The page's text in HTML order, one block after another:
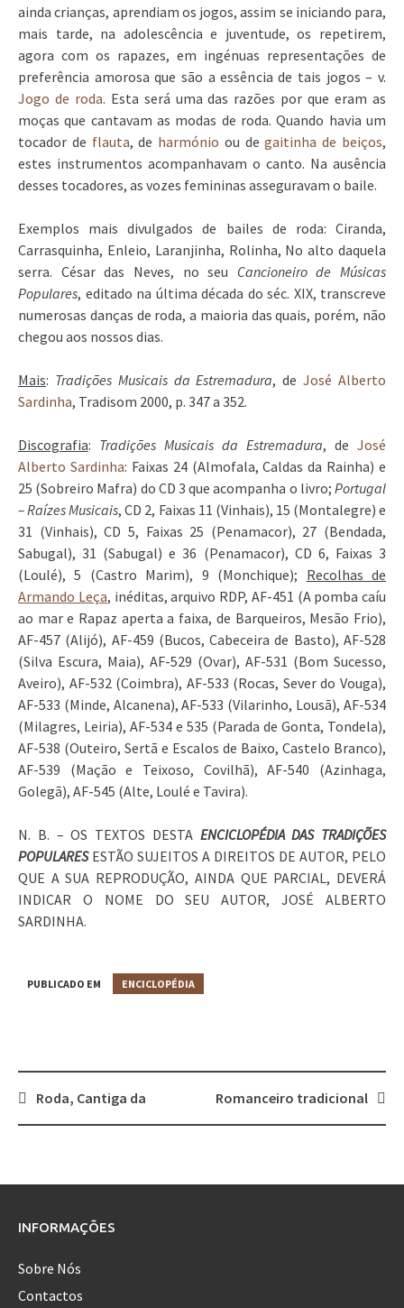
ainda crianças, aprendiam os jogos, assim se iniciando para,
mais tarde, na adolescência e juventude, os repetirem,
agora com os rapazes, em ingénuas representações de
preferência amorosa que são a essência de tais jogos – v.
Jogo de roda. Esta será uma das razões por que eram as
moças que cantavam as modas de roda. Quando havia um
tocador de flauta, de harmónio ou degaitinha de beiços,
estes instrumentos acompanhavam o canto. Na ausência
desses tocadores, as vozes femininas asseguravam o baile.
Exemplos mais divulgados de bailes de roda: Ciranda,
Carrasquinha, Enleio, Laranjinha, Rolinha, No alto daquela
serra. César das Neves, no seu Cancioneiro de Músicas
Populares, editado na última década do séc. XIX, transcreve
numerosas danças de roda, a maioria das quais, porém, não
chegou aos nossos dias.
Mais: Tradições Musicais da Estremadura, deJosé Alberto
Sardinha, Tradisom 2000, p. 347 a 352.
Discografia: Tradições Musicais da Estremadura, de José
Alberto Sardinha: Faixas 24 (Almofala, Caldas da Rainha) e
25 (Sobreiro Mafra) do CD 3 que acompanha o livro; Portugal
– Raízes Musicais, CD 2, Faixas 11 (Vinhais), 15 (Montalegre) e
31 (Vinhais), CD 5, Faixas 25 (Penamacor), 27 (Bendada,
Sabugal), 31 (Sabugal) e 36 (Penamacor), CD 6, Faixas 3
(Loulé), 5 (Castro Marim), 9 (Monchique); Recolhas de
Armando Leça, inéditas, arquivo RDP, AF-451 (A pomba caíu
ao mar e Rapaz aperta a faixa, de Barqueiros, Mesão Frio),
AF-457 (Alijó), AF-459 (Bucos, Cabeceira de Basto), AF-528
(Silva Escura, Maia), AF-529 (Ovar), AF-531 (Bom Sucesso,
Aveiro), AF-532 (Coimbra), AF-533 (Rocas, Sever do Vouga),
AF-533 (Minde, Alcanena), AF-533 (Vilarinho, Lousã), AF-534
(Milagres, Leiria), AF-534 e 535 (Parada de Gonta, Tondela),
AF-538 (Outeiro, Sertã e Escalos de Baixo, Castelo Branco),
AF-539 (Mação e Teixoso, Covilhã), AF-540 (Azinhaga,
Golegã), AF-545 (Alte, Loulé e Tavira).
N. B. – OS TEXTOS DESTA ENCICLOPÉDIA DAS TRADIÇÕES
POPULARESESTÃO SUJEITOS A DIREITOS DE AUTOR, PELO
QUE A SUA REPRODUÇÃO, AINDA QUE PARCIAL, DEVERÁ
INDICAR O NOME DO SEU AUTOR, JOSÉ ALBERTO
SARDINHA.
PUBLICADO EM ENCICLOPÉDIA
Post
Roda, Cantiga da Romanceiro tradicional
INFORMAÇÕES
Sobre Nós
Contactos